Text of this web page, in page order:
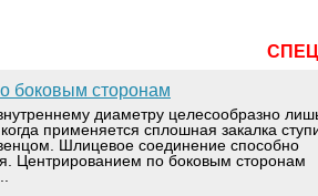
боковым сторонам
диаметру целесообразно
применяется сплошная закалка
Шлицевое соединение способно
Центрированием по боковым сторонам